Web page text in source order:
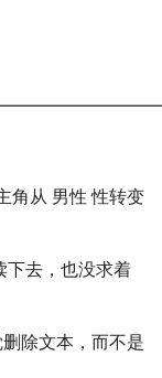
角从 男性 性转变
下去，也没求着
除文本，而不是